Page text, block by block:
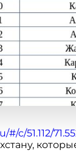
c/51.112/